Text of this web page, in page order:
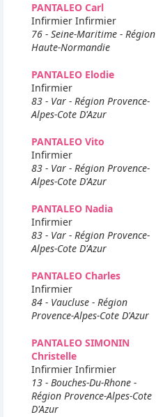
PANTALEO Carl
Infirmier Infirmier
76 - Seine-Maritime - Région
Haute-Normandie
PANTALEO Elodie
Infirmier
83 - Var - Région Provence-
Alpes-Cote D'Azur
PANTALEO Vito
Infirmier
83 - Var - Région Provence-
Alpes-Cote D'Azur
PANTALEO Nadia
Infirmier
83 - Var - Région Provence-
Alpes-Cote D'Azur
PANTALEO Charles
Infirmier
84 - Vaucluse - Région
Provence-Alpes-Cote D'Azur
PANTALEO SIMONIN
Christelle
Infirmier Infirmier
13 - Bouches-Du-Rhone -
Région Provence-Alpes-Cote
D'Azur